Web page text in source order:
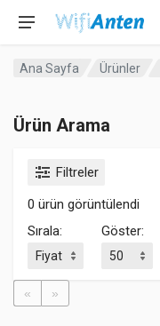
Ana Sayfa Ürünler
Ürün Arama
Filtreler
0 ürün görüntülendi
Sırala:
Göster:
« »